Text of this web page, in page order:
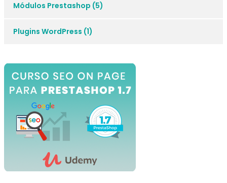
Módulos Prestashop (5)
Plugins WordPress (1)